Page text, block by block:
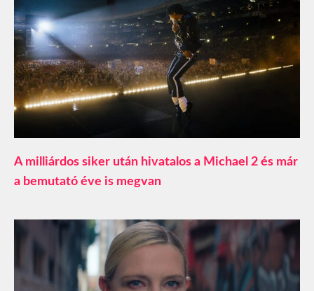
A milliárdos siker után hivatalos a Michael 2 és már
a bemutató éve is megvan